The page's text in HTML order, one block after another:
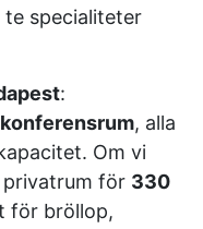
specialiteter
:
konferensrum, alla
Om vi
privatrum för 330
för bröllop,